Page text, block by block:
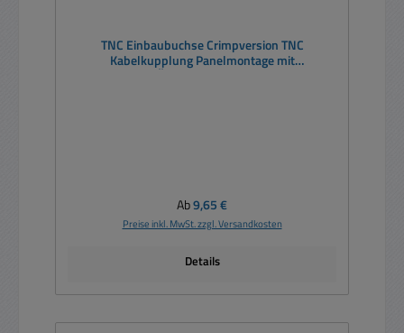
TNC Einbaubuchse Crimpversion TNC
Kabelkupplung Panelmontage mit
Überwurfmutter
Regulärer Preis:
Ab9,65 €
Preise inkl. MwSt. zzgl. Versandkosten
Details